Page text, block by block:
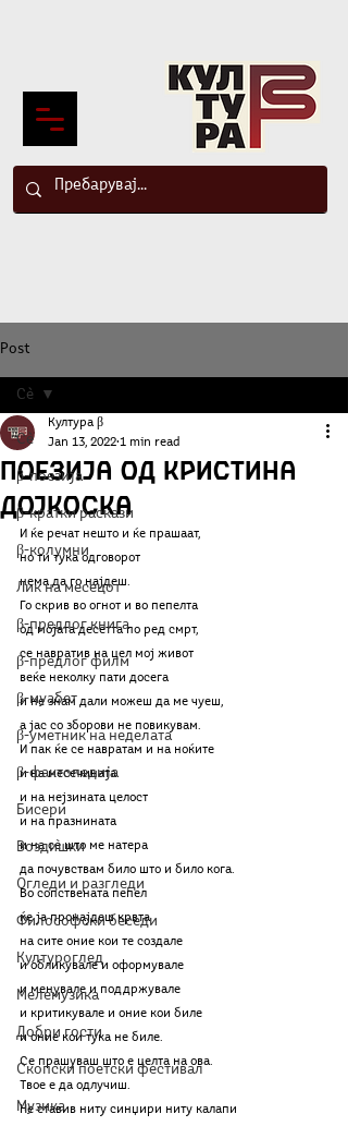
Post
Сè
β-поезија
β-кратки раскази
β-колумни
Лик на месецот
β-предлог книга
β-предлог филм
β-муабет
β-уметник на неделата
β-фактопедија
Бисери
Воздишки
Огледи и разгледи
Философски беседи
Културоглед
Мелемузика
Добри гости
Скопски поетски фестивал
Музика
Сè
Поезија од Кристина
Дојкоска
Култура β
Jan 13, 2022 1 min read
И ќе речат нешто и ќе прашаат,
но ти тука одговорот
нема да го најдеш.
Го скрив во огнот и во пепелта
од мојата десетта по ред смрт,
се навратив на цел мој живот
веќе неколку пати досега
и не знам дали можеш да ме чуеш,
а јас со зборови не повикувам.
И пак ќе се навратам и на ноќите
и на месечината
и на нејзината целост
и на празнината
и на сѐ што ме натера
да почувствам било што и било кога.
Во сопствената пепел
ќе ја пронајдеш крвта
на сите оние кои те создале
и обликувале и оформувале
и менувале и поддржувале
и критикувале и оние кои биле
и оние кои тука не биле.
Се прашуваш што е целта на ова.
Твое е да одлучиш.
Не ставив ниту синџири ниту калапи